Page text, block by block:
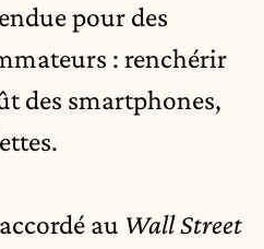
pour des
: renchérir
des smartphones,
au Wall Street